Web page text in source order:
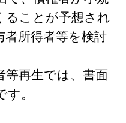
ることが予想され
者所得者等を検討
再生では、書面
。